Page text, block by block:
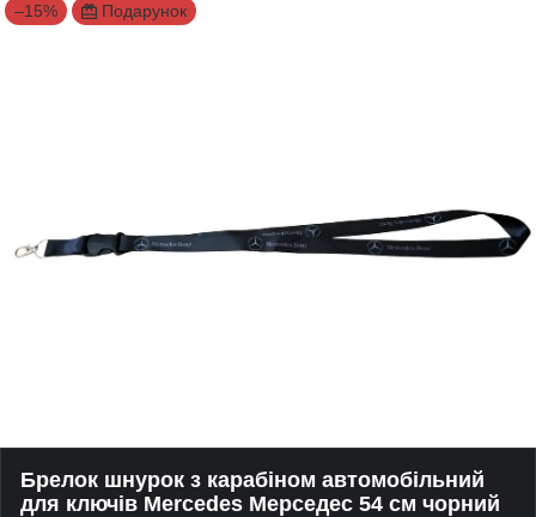
–15% Подарунок
Брелок шнурок з карабіном автомобільний
для ключів Mercedes Мерседес 54 см чорний